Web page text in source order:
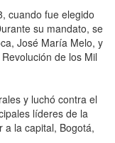
cuando fue elegido
su mandato, se
José María Melo, y
de los Mil
y luchó contra el
líderes de la
a la capital, Bogotá,